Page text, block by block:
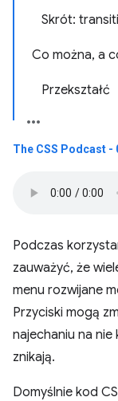
Skrót:
Co można, a
Przekształć
The CSS Podcast
Podczas
zauważyć, że
menu rozwijane
Przyciski mogą
najechaniu na nie
znikają.
Domyślnie kod